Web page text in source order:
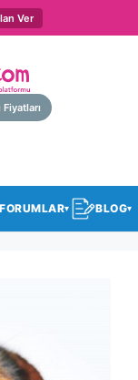
Ver
FORUMLAR▾ BLOG▾